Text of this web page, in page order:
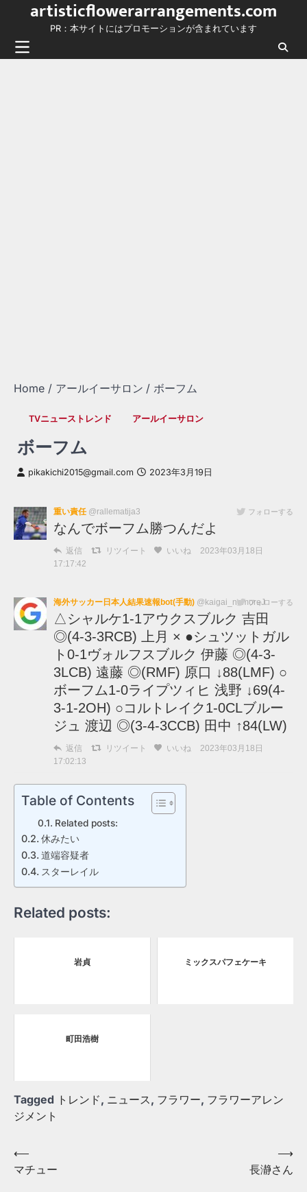
content
artisticflowerarrangements.com
PR：本サイトにはプロモーションが含まれています
Home アールイーサロン ボーフム
TVニューストレンド アールイーサロン
ボーフム
pikakichi2015@gmail.com 2023年3月19日
重い責任 @rallematija3 フォローする
なんでボーフム勝つんだよ
返信 リツイート いいね
2023年03月18日
17:17:42
海外サッカー日本人結果速報bot(手動) @kaigai_nomoreJフォローする
△シャルケ1-1アウクスブルク 吉田
◎(4-3-3RCB) 上月 × ●シュツットガル
ト0-1ヴォルフスブルク 伊藤 ◎(4-3-
3LCB) 遠藤 ◎(RMF) 原口 ↓88(LMF) ○
ボーフム1-0ライプツィヒ 浅野 ↓69(4-
3-1-2OH) ○コルトレイク1-0CLブルー
ジュ 渡辺 ◎(3-4-3CCB) 田中 ↑84(LW)
返信 リツイート いいね
2023年03月18日
17:02:13
Table of Contents
Related posts:
休みたい
道端容疑者
スターレイル
Related posts:
岩貞 ミックスパフェケーキ
町田浩樹
Tagged トレンド, ニュース, フラワー, フラワーアレン
ジメント
Post
navigation
⟵
マチュー
長瀞さん
⟶